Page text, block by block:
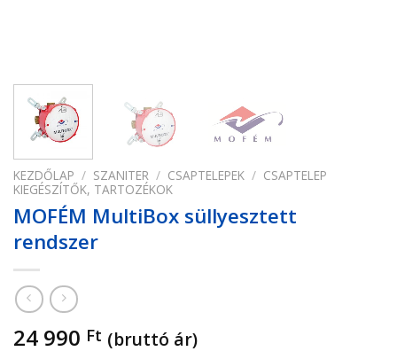
KEZDŐLAP / SZANITER / CSAPTELEPEK / CSAPTELEP
KIEGÉSZÍTŐK, TARTOZÉKOK
MOFÉM MultiBox süllyesztett
rendszer
24 990 Ft (bruttó ár)